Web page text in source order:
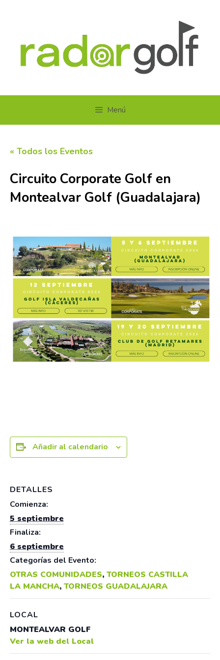
Menú
« Todos los Eventos
Circuito Corporate Golf en
Montealvar Golf (Guadalajara)
Añadir al calendario
DETALLES
Comienza:
5 septiembre
Finaliza:
6 septiembre
Categorías del Evento:
OTRAS COMUNIDADES, TORNEOS CASTILLA
LA MANCHA, TORNEOS GUADALAJARA
LOCAL
MONTEALVAR GOLF
Ver la web del Local